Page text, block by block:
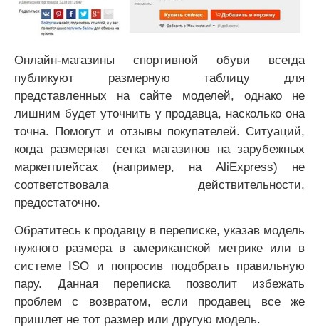
Онлайн-магазины спортивной обуви всегда
публикуют размерную таблицу для
представленных на сайте моделей, однако не
лишним будет уточнить у продавца, насколько она
точна. Помогут и отзывы покупателей. Ситуаций,
когда размерная сетка магазинов на зарубежных
маркетплейсах (например, на AliExpress) не
соответствовала действительности,
предостаточно.
Обратитесь к продавцу в переписке, указав модель
нужного размера в американской метрике или в
системе ISO и попросив подобрать правильную
пару. Данная переписка позволит избежать
проблем с возвратом, если продавец все же
пришлет не тот размер или другую модель.